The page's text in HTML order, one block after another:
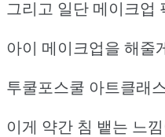
그리고 일단 메이크업
아이 메이크업을 해줄
투쿨포스쿨 아트클래
이게 약간 침 뱉는 느